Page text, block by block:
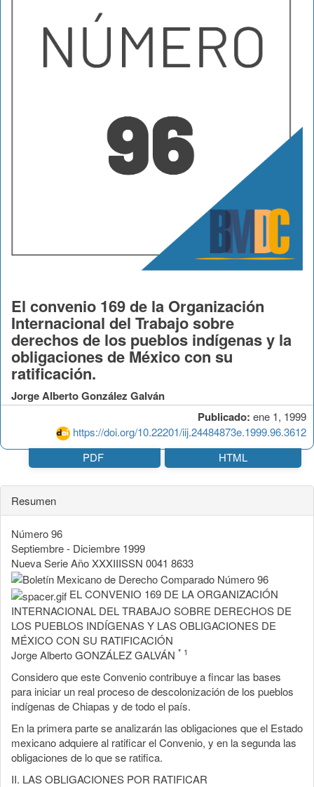
Publicado: ene 1, 1999
https://doi.org/10.22201/iij.24484873e.1999.96.3612
El convenio 169 de la Organización
Internacional del Trabajo sobre
derechos de los pueblos indígenas y la
obligaciones de México con su
ratificación.
Jorge Alberto González Galván
PDF HTML
Resumen
Número 96
Septiembre - Diciembre 1999
Nueva Serie Año XXXIIISSN 0041 8633
EL CONVENIO 169 DE LA ORGANIZACIÓN
INTERNACIONAL DEL TRABAJO SOBRE DERECHOS DE
LOS PUEBLOS INDÍGENAS Y LAS OBLIGACIONES DE
MÉXICO CON SU RATIFICACIÓN
Jorge Alberto GONZÁLEZ GALVÁN * 1
Considero que este Convenio contribuye a fincar las bases
para iniciar un real proceso de descolonización de los pueblos
indígenas de Chiapas y de todo el país.
En la primera parte se analizarán las obligaciones que el Estado
mexicano adquiere al ratificar el Convenio, y en la segunda las
obligaciones de lo que se ratifica.
II. LAS OBLIGACIONES POR RATIFICAR